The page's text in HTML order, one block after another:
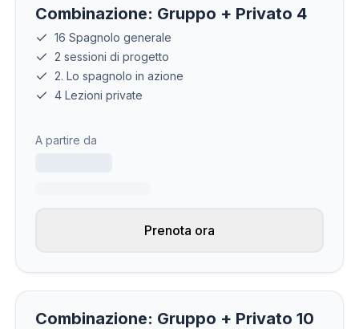
Combinazione: Gruppo + Privato 4
16 Spagnolo generale
2 sessioni di progetto
2. Lo spagnolo in azione
4 Lezioni private
A partire da
Prenota ora
Combinazione: Gruppo + Privato 10